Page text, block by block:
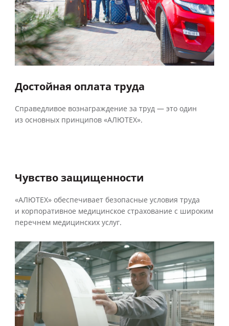
Достойная оплата труда
Справедливое вознаграждение за труд — это один
из основных принципов «АЛЮТЕХ».
Чувство защищенности
«АЛЮТЕХ» обеспечивает безопасные условия труда
и корпоративное медицинское страхование с широким
перечнем медицинских услуг.